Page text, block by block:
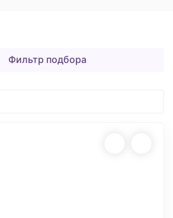
Фильтр подбора